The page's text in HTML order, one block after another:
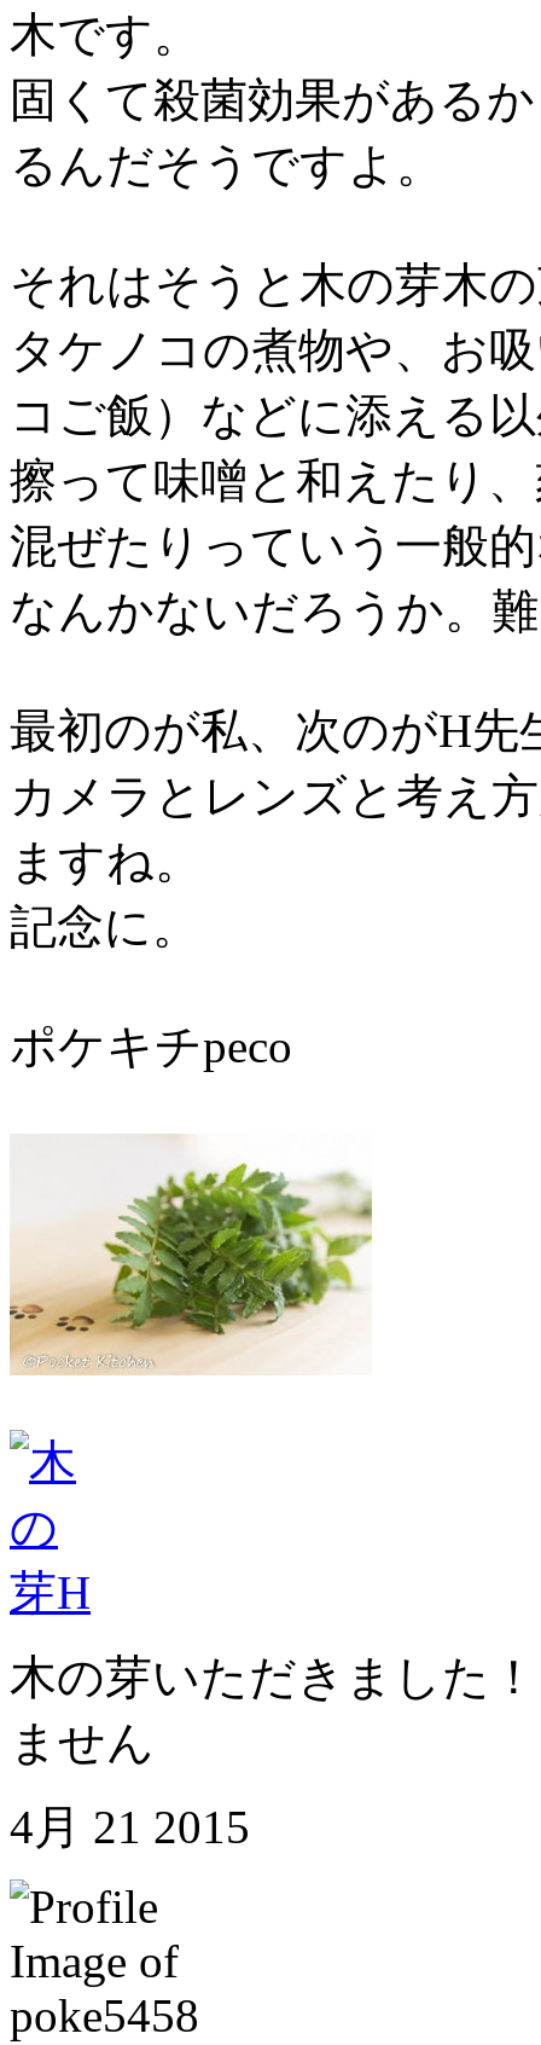
木です。
固くて殺菌効果がある
るんだそうですよ。
それはそうと木の芽木
タケノコの煮物や、お
コご飯）などに添える
擦って味噌と和えたり
混ぜたりっていう一般
なんかないだろうか。
最初のが私、次のがH先
カメラとレンズと考え
ますね。
記念に。
ポケキチpeco
木の芽いただきました
ません
4月 21 2015